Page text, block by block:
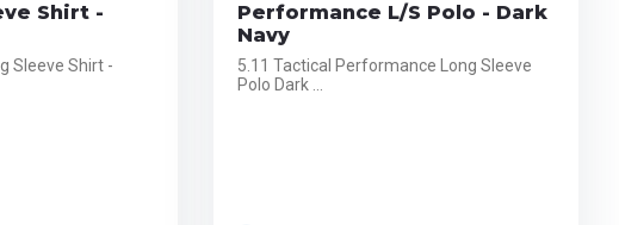
Shirt -
Sleeve Shirt -
Performance L/S Polo - Dark
Navy
5.11 Tactical Performance Long Sleeve
Polo Dark ...